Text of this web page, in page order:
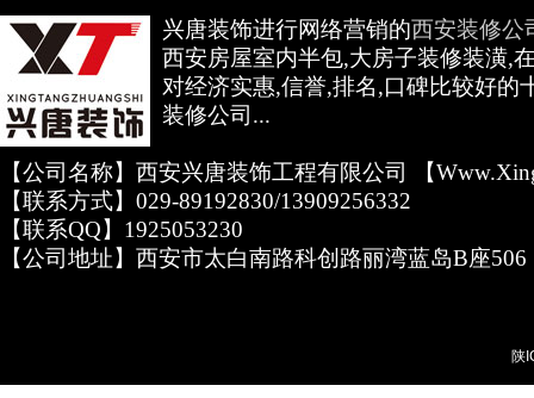
兴唐装饰进行网络营销的西安装修公
西安房屋室内半包,大房子装修装潢,
对经济实惠,信誉,排名,口碑比较好的
装修公司...
【公司名称】西安兴唐装饰工程有限公司 【
【联系方式】029-89192830/13909256332
【联系QQ】1925053230
【公司地址】西安市太白南路科创路丽湾蓝岛B座506
陕